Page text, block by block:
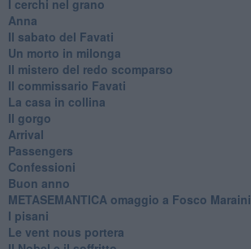
I cerchi nel grano
Anna
Il sabato del Favati
Un morto in milonga
Il mistero del redo scomparso
Il commissario Favati
La casa in collina
Il gorgo
Arrival
Passengers
Confessioni
Buon anno
METASEMANTICA omaggio a Fosco Maraini
I pisani
Le vent nous portera